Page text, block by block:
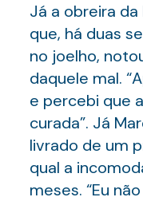
Já a obreira da
que, há duas
no joelho,
daquele mal.
e percebi que
curada”. Já
livrado de um
qual a
meses. “Eu